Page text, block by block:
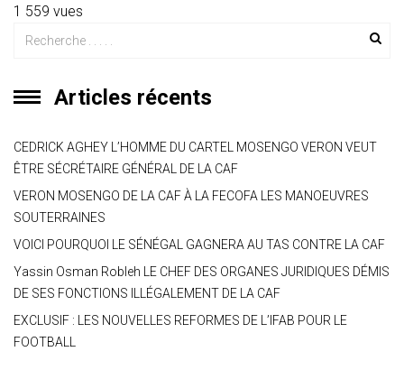
s
A
p
a
1 559 vues
Articles récents
CEDRICK AGHEY L’HOMME DU CARTEL MOSENGO VERON VEUT
ÊTRE SÉCRÉTAIRE GÉNÉRAL DE LA CAF
VERON MOSENGO DE LA CAF À LA FECOFA LES MANOEUVRES
SOUTERRAINES
VOICI POURQUOI LE SÉNÉGAL GAGNERA AU TAS CONTRE LA CAF
Yassin Osman Robleh LE CHEF DES ORGANES JURIDIQUES DÉMIS
DE SES FONCTIONS ILLÉGALEMENT DE LA CAF
EXCLUSIF : LES NOUVELLES REFORMES DE L’IFAB POUR LE
FOOTBALL